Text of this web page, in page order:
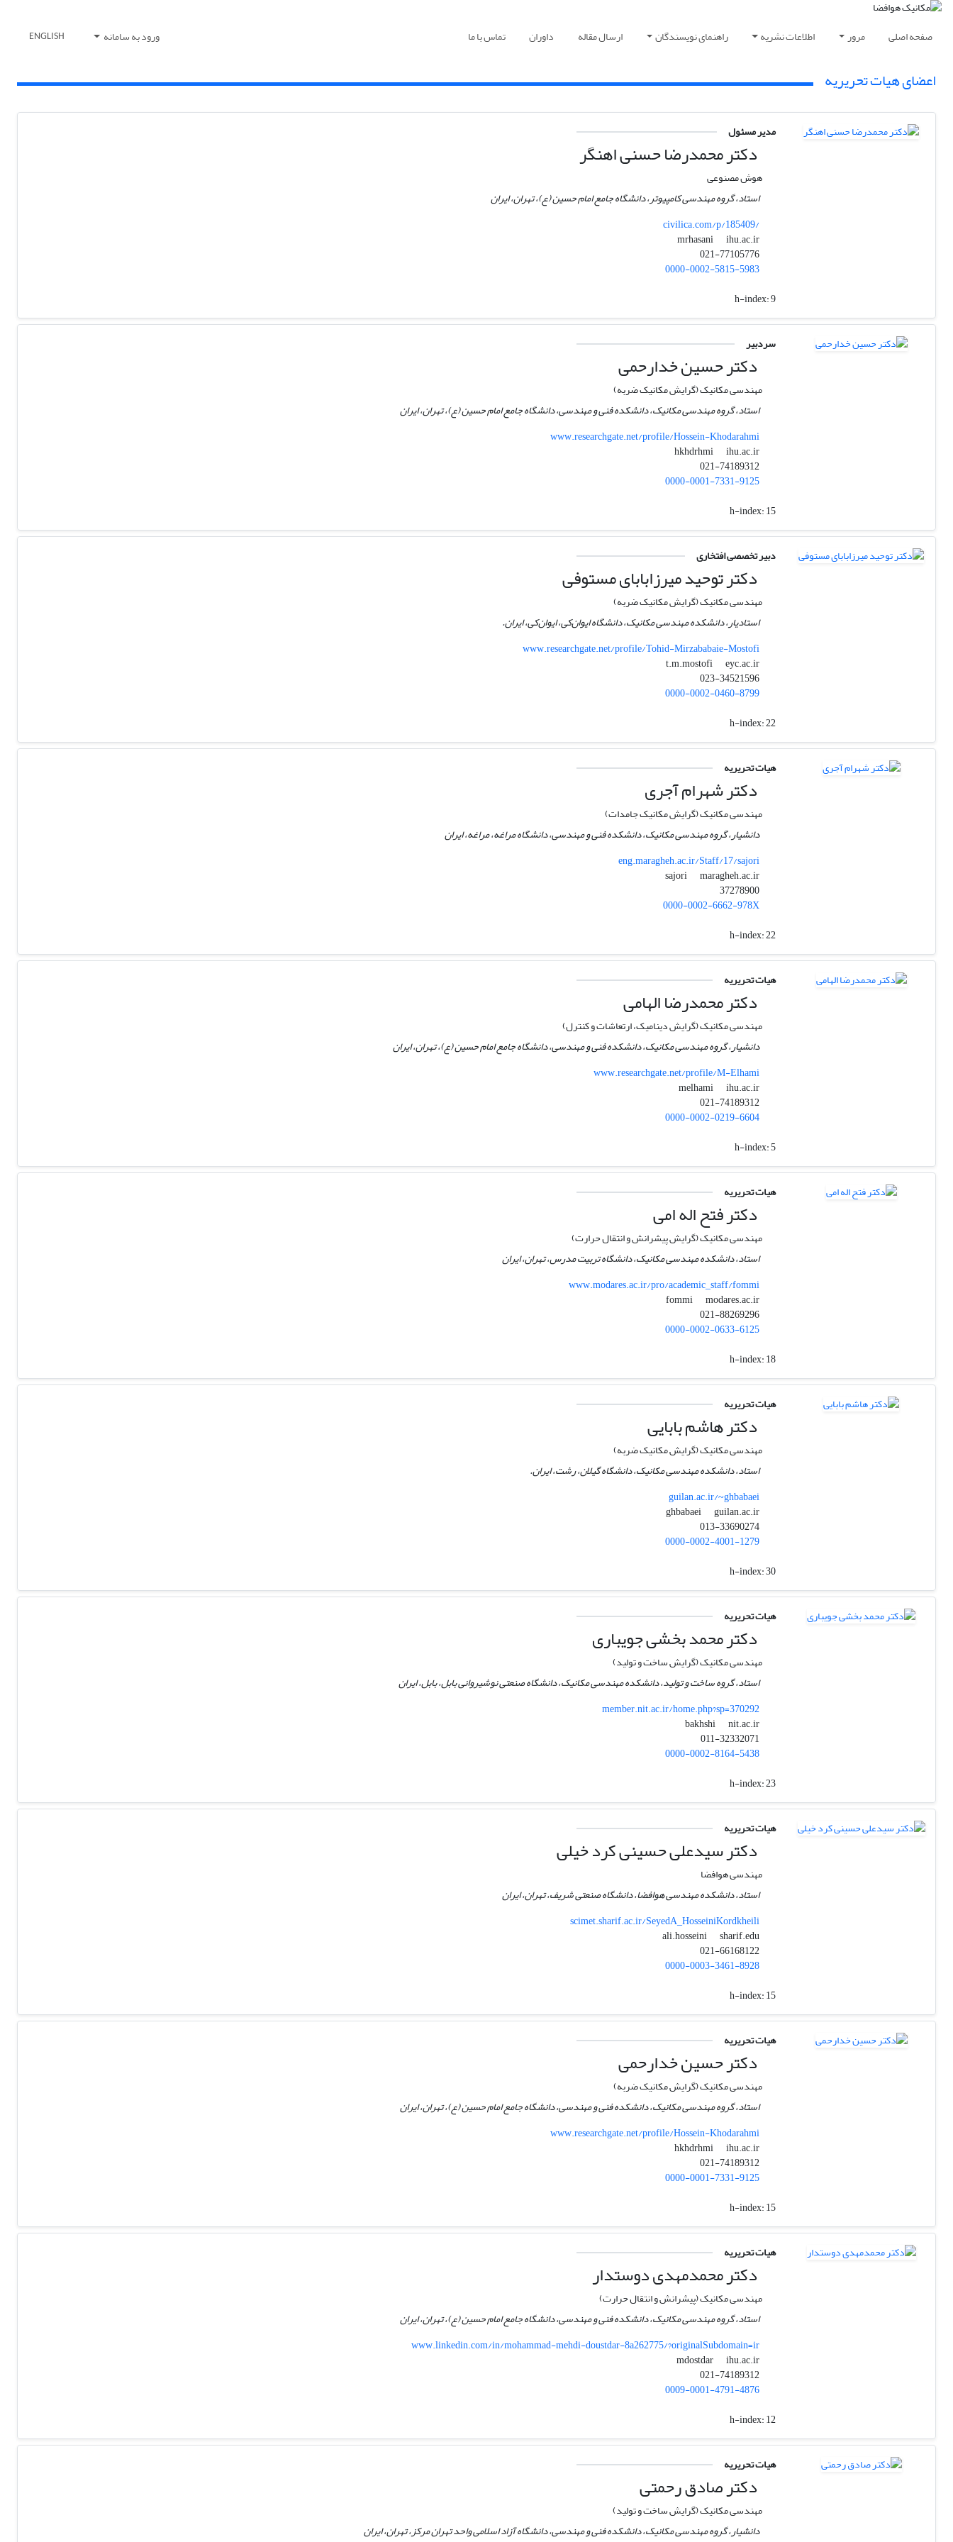
صفحه اصلی مرور اطلاعات نشریه راهنمای نویسندگان ارسال مقاله داوران تماس با ما ورود به سامانه ENGLISH
اعضای هیات تحریریه
مدیر مسئول
دکتر محمدرضا حسنی اهنگر
هوش مصنوعی
استاد، گروه مهندسی کامپیوتر، دانشگاه جامع امام حسین (ع)، تهران، ایران
civilica.com/p/185409/
mrhasani
ihu.ac.ir
021-77105776
0000-0002-5815-5983
h-index:9
سردبیر
دکتر حسین خدارحمی
مهندسی مکانیک (گرایش مکانیک ضربه)
استاد، گروه مهندسی مکانیک، دانشکده فنی و مهندسی، دانشگاه جامع امام حسین (ع)، تهران، ایران
www.researchgate.net/profile/Hossein-Khodarahmi
hkhdrhmi
ihu.ac.ir
021-74189312
0000-0001-7331-9125
h-index:15
دبیر تخصصی افتخاری
دکتر توحید میرزابابای مستوفی
مهندسی مکانیک (گرایش مکانیک ضربه)
استادیار، دانشکده مهندسی مکانیک، دانشگاه ایوان‌کی، ایوان‌کی، ایران.
www.researchgate.net/profile/Tohid-Mirzababaie-Mostofi
t.m.mostofi
eyc.ac.ir
023-34521596
0000-0002-0460-8799
h-index:22
هیات تحریریه
دکتر شهرام آجری
مهندسی مکانیک (گرایش مکانیک جامدات)
دانشیار، گروه مهندسی مکانیک، دانشکده فنی و مهندسی، دانشگاه مراغه، مراغه، ایران
eng.maragheh.ac.ir/Staff/17/sajori
sajori
maragheh.ac.ir
37278900
0000-0002-6662-978X
h-index:22
هیات تحریریه
دکتر محمدرضا الهامی
مهندسی مکانیک (گرایش دینامیک، ارتعاشات و کنترل)
دانشیار، گروه مهندسی مکانیک، دانشکده فنی و مهندسی، دانشگاه جامع امام حسین (ع)، تهران، ایران
www.researchgate.net/profile/M-Elhami
melhami
ihu.ac.ir
021-74189312
0000-0002-0219-6604
h-index:5
هیات تحریریه
دکتر فتح اله امی
مهندسی مکانیک (گرایش پیشرانش و انتقال حرارت)
استاد، دانشکده مهندسی مکانیک، دانشگاه تربیت مدرس، تهران، ایران
www.modares.ac.ir/pro/academic_staff/fommi
fommi
modares.ac.ir
021-88269296
0000-0002-0633-6125
h-index:18
هیات تحریریه
دکتر هاشم بابایی
مهندسی مکانیک (گرایش مکانیک ضربه)
استاد، دانشکده مهندسی مکانیک، دانشگاه گیلان، رشت، ایران.
guilan.ac.ir/~ghbabaei
ghbabaei
guilan.ac.ir
013-33690274
0000-0002-4001-1279
h-index:30
هیات تحریریه
دکتر محمد بخشی جویباری
مهندسی مکانیک (گرایش ساخت و تولید)
استاد، گروه ساخت و تولید، دانشکده مهندسی مکانیک، دانشگاه صنعتی نوشیروانی بابل، بابل، ایران
member.nit.ac.ir/home.php?sp=370292
bakhshi
nit.ac.ir
0000-0002-8164-5438
h-index:23
هیات تحریریه
دکتر سیدعلی حسینی کرد خیلی
مهندسی هوافضا
استاد، دانشکده مهندسی هوافضا، دانشگاه صنعتی شریف، تهران، ایران
scimet.sharif.ac.ir/SeyedA_HosseiniKordkheili
ali.hosseini
sharif.edu
021-66168122
0000-0003-3461-8928
h-index:15
هیات تحریریه
دکتر حسین خدارحمی
مهندسی مکانیک (گرایش مکانیک ضربه)
استاد، گروه مهندسی مکانیک، دانشکده فنی و مهندسی، دانشگاه جامع امام حسین (ع)، تهران، ایران
www.researchgate.net/profile/Hossein-Khodarahmi
hkhdrhmi
ihu.ac.ir
021-74189312
0000-0001-7331-9125
h-index:15
هیات تحریریه
دکتر محمدمهدی دوستدار
مهندسی مکانیک (پیشرانش و انتقال حرارت)
استاد، گروه مهندسی مکانیک، دانشکده فنی و مهندسی، دانشگاه جامع امام حسین (ع)، تهران، ایران
www.linkedin.com/in/mohammad-mehdi-doustdar-8a262775/?originalSubdomain=ir
mdostdar
ihu.ac.ir
021-74189312
0009-0001-4791-4876
h-index:12
هیات تحریریه
دکتر صادق رحمتی
مهندسی مکانیک (گرایش ساخت و تولید)
دانشیار، گروه مهندسی مکانیک، دانشکده فنی و مهندسی، دانشگاه آزاد اسلامی واحد تهران مرکز، تهران، ایران